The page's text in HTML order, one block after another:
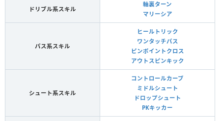
ドリブル系スキル
軸裏ターン
マリーシア
パス系スキル
ヒールトリック
ワンタッチパス
ピンポイントクロス
アウトスピンキック
シュート系スキル
コントロールカーブ
ミドルシュート
ドロップシュート
PKキッカー